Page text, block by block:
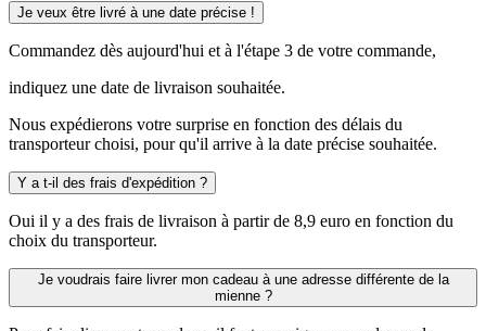
Je veux être livré à une date précise !
Commandez dès aujourd'hui et à l'étape 3 de votre commande,
indiquez une date de livraison souhaitée.
Nous expédierons votre surprise en fonction des délais du
transporteur choisi, pour qu'il arrive à la date précise souhaitée.
Y a t-il des frais d'expédition ?
Oui il y a des frais de livraison à partir de 8,9 euro en fonction du
choix du transporteur.
Je voudrais faire livrer mon cadeau à une adresse différente de la
mienne ?